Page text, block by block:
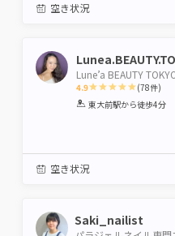
空き状況
Lune’a BEAUTY
4.9
1 2 3 4 5
(78件)
東大前駅から徒歩4分
空き状況
Saki_nailist